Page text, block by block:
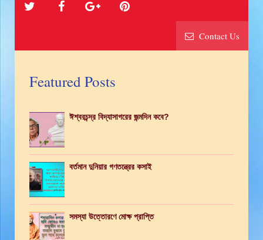
Contact Us
Featured Posts
ঈশ্বরচন্দ্র বিদ্যাসাগরের জন্মদিন কবে?
বর্তমান দুনিয়ার গণতন্ত্রের কসাই
সমস্যা উত্তোরণে মোক্ষ প্রাপ্তি